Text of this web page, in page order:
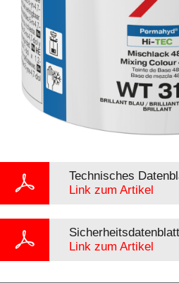
Technisches
Link zum Artikel
Sicherheitsdatenblatt
Link zum Artikel